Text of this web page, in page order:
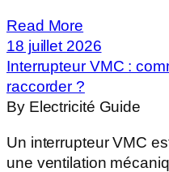
Read More
18 juillet 2026
Interrupteur VMC :
raccorder ?
By Electricité Guide
Un interrupteur VMC
une ventilation